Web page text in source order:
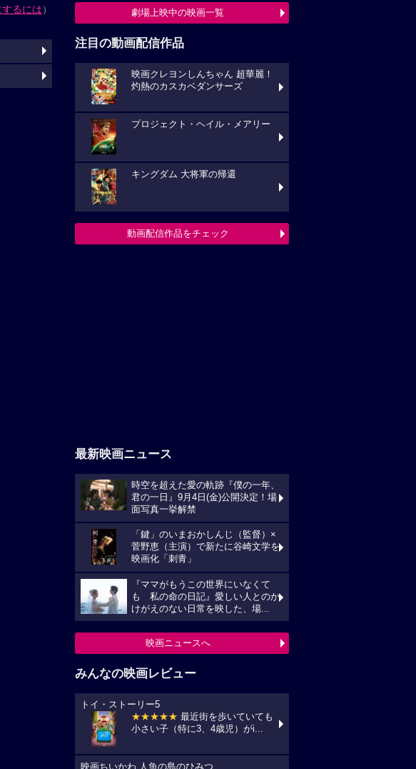
るには） 劇場上映中の映画一覧
注目の動画配信作品
映画クレヨンしんちゃん 超華麗！
灼熱のカスカベダンサーズ
プロジェクト・ヘイル・メアリー
キングダム 大将軍の帰還
動画配信作品をチェック
最新映画ニュース
時空を超えた愛の軌跡『僕の一年、
君の一日』9月4日(金)公開決定！場
面写真一挙解禁
「鍵」のいまおかしんじ（監督）×
菅野恵（主演）で新たに谷崎文学を
映画化「刺青」
『ママがもうこの世界にいなくて
も 私の命の日記』愛しい人とのか
けがえのない日常を映した、場...
映画ニュースへ
みんなの映画レビュー
トイ・ストーリー5
★★★★★ 最近街を歩いていても
小さい子（特に3、4歳児）がi...
映画ちいかわ 人魚の島のひみつ